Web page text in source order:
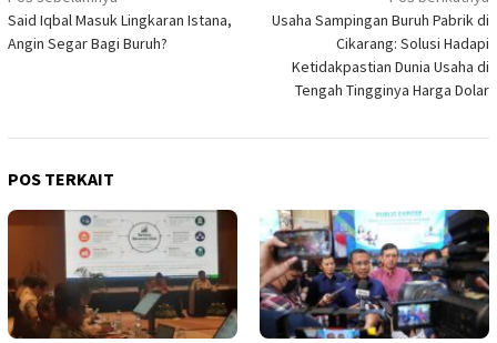
pos
Said Iqbal Masuk Lingkaran Istana,
Angin Segar Bagi Buruh?
Usaha Sampingan Buruh Pabrik di
Cikarang: Solusi Hadapi
Ketidakpastian Dunia Usaha di
Tengah Tingginya Harga Dolar
POS TERKAIT